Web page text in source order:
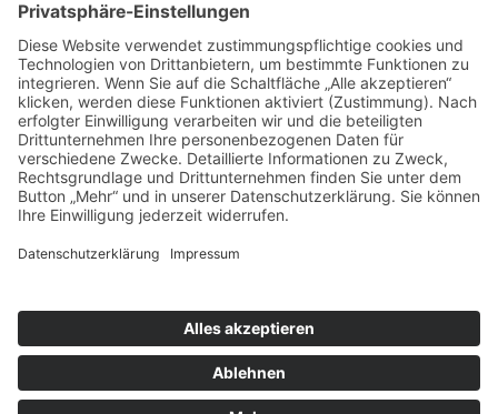
08:00 Uhr - 13:00 Uhr
Mo.,Di., Do., Fr.:
15:00 Uhr - 18:30 Uhr
Mittwoch nachmittags geschlossen
Folgen Sie uns auf:
INSTAGRAM
FACEBOOK
© 2026 - Metzgerei Pfunder